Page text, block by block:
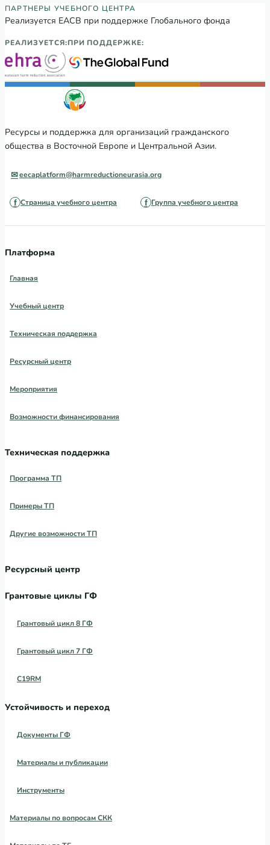
Партнеры Регионального учебного
ПАРТНЕРЫ УЧЕБНОГО ЦЕНТРА
Реализуется ЕАСВ при поддержке Глобального фонда
РЕАЛИЗУЕТСЯ:ПРИ ПОДДЕРЖКЕ:
Ресурсы и поддержка для организаций гражданского
общества в Восточной Европе и Центральной Азии.
eecaplatform@harmreductioneurasia.org
Страница учебного центра Группа учебного центра
Платформа
Главная
Учебный центр
Техническая поддержка
Ресурсный центр
Мероприятия
Возможности финансирования
Техническая поддержка
Программа ТП
Примеры ТП
Другие возможности ТП
Ресурсный центр
Грантовые циклы ГФ
Грантовый цикл 8 ГФ
Грантовый цикл 7 ГФ
C19RM
Устойчивость и переход
Документы ГФ
Материалы и публикации
Инструменты
Материалы по вопросам СКК